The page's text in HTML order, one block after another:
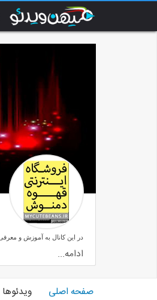
ادامه...
صفحه اصلی ویدئوها